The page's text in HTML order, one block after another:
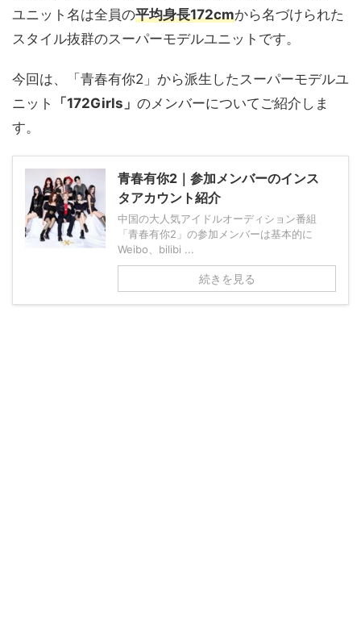
ユニット名は全員の平均身長172cmから名づけられた
スタイル抜群のスーパーモデルユニットです。
今回は、「青春有你2」から派生したスーパーモデルユ
ニット
「172Girls」 のメンバーについてご紹介しま
す。
青春有你2｜参加メンバーのインス
タアカウント紹介
中国の大人気アイドルオーディション番組
「青春有你2」の参加メンバーは基本的に
Weibo、bilibi ...
続きを見る